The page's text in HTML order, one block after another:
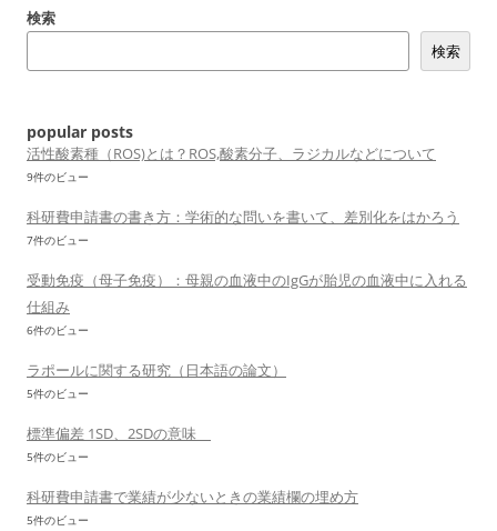
ゲ
ン
検索
検索
popular posts
活性酸素種（ROS)とは？ROS,酸素分子、ラジカルなどについて
9件のビュー
科研費申請書の書き方：学術的な問いを書いて、差別化をはかろう
7件のビュー
受動免疫（母子免疫）：母親の血液中のIgGが胎児の血液中に入れる
仕組み
6件のビュー
ラポールに関する研究（日本語の論文）
5件のビュー
標準偏差 1SD、2SDの意味
5件のビュー
科研費申請書で業績が少ないときの業績欄の埋め方
5件のビュー